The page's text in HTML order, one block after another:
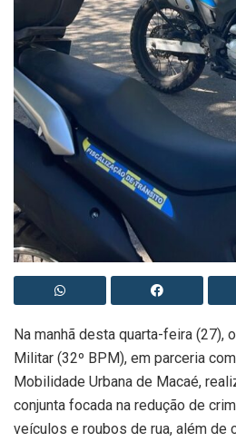
Na manhã desta quarta-feira (27),
Militar (32º BPM), em parceria
Mobilidade Urbana de Macaé,
conjunta focada na redução de
veículos e roubos de rua, além de